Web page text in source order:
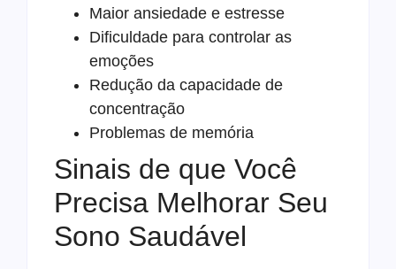
Maior ansiedade e estresse
Dificuldade para controlar as
emoções
Redução da capacidade de
concentração
Problemas de memória
Sinais de que Você
Precisa Melhorar Seu
Sono Saudável